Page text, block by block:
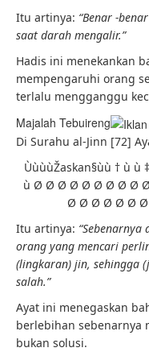
Itu artinya: “Benar -
saat darah mengalir.”
Hadis ini menekankan
mempengaruhi orang
terlalu mengganggu
Majalah Tebuireng
Di Surahu al-Jinn [72]
ÙùùùŽaskan§ùù † ù
ù Ø Ø Ø Ø Ø Ø Ø Ø Ø
Ø Ø Ø Ø Ø Ø Ø
Itu artinya:
orang yang mencari
(lingkaran) jin, sehingga
salah.”
Ayat ini menegaskan
berlebihan sebenarnya
bukan solusi.